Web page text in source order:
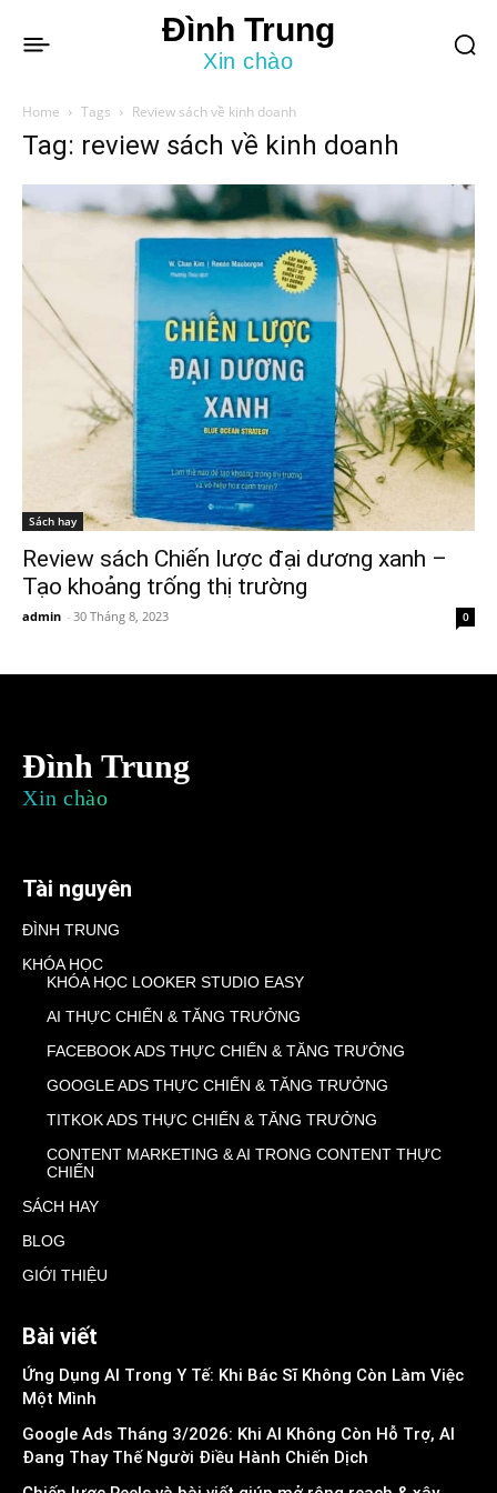
Đình Trung
Xin chào
Home Tags Review sách về kinh doanh
Tag: review sách về kinh doanh
Sách hay
Review sách Chiến lược đại dương xanh –
Tạo khoảng trống thị trường
admin - 30 Tháng 8, 2023 0
Đình Trung
Xin chào
Tài nguyên
ĐÌNH TRUNG
KHÓA HỌC
KHÓA HỌC LOOKER STUDIO EASY
AI THỰC CHIẾN & TĂNG TRƯỞNG
FACEBOOK ADS THỰC CHIẾN & TĂNG TRƯỞNG
GOOGLE ADS THỰC CHIẾN & TĂNG TRƯỞNG
TITKOK ADS THỰC CHIẾN & TĂNG TRƯỞNG
CONTENT MARKETING & AI TRONG CONTENT THỰC
CHIẾN
SÁCH HAY
BLOG
GIỚI THIỆU
Bài viết
Ứng Dụng AI Trong Y Tế: Khi Bác Sĩ Không Còn Làm Việc
Một Mình
Google Ads Tháng 3/2026: Khi AI Không Còn Hỗ Trợ, AI
Đang Thay Thế Người Điều Hành Chiến Dịch